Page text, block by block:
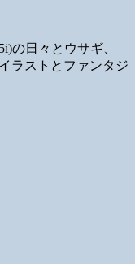
の日々とウサギ、
ラストとファンタジ